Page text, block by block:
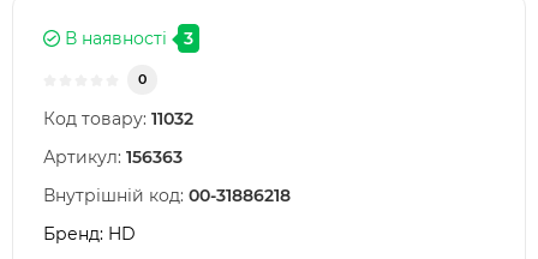
В наявності 3
0
Код товару: 11032
Артикул: 156363
Внутрішній код: 00-31886218
Бренд: HD